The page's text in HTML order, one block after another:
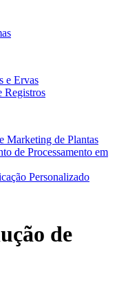
e Ervas
Registros
Marketing de Plantas
de Processamento em
Personalizado
de